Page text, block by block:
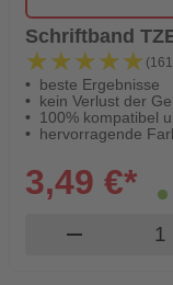
Schriftband
★★★★★
★★★★★
beste Ergebnisse
kein Verlust der
100% kompatibel
hervorragende
3,49 €*
remove